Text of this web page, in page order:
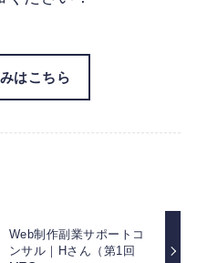
はこちら
Web制作副業サポートコ
ンサル｜Hさん（第1回